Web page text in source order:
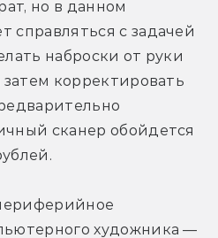
но в данном
справляться с задачей
наброски от руки
корректировать
сканер обойдется
художника —